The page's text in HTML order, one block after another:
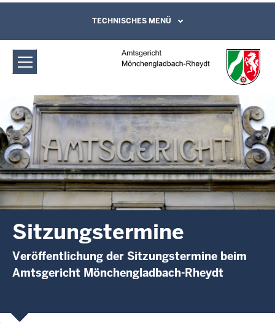
Amtsgericht Mönchengladbach-
Rheydt: Sitzungstermine
Direkt zum Inhalt
Leichte Sprache, Gebärdensprachenvideo
und Kontaktformular
TECHNISCHES MENÜ
Sitzungstermine
Veröffentlichung der Sitzungstermine beim
Amtsgericht Mönchengladbach-Rheydt